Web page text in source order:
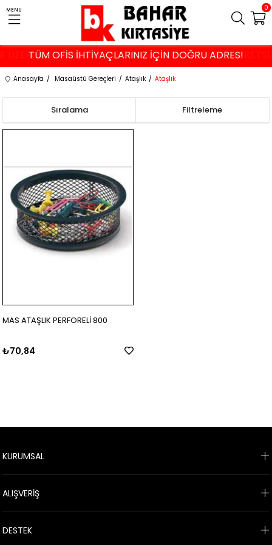
ÜZERİ ALIŞVERİŞLERDE İSTANBUL VE KOCAELİ'NE
TÜM OFİS İHTİYAÇLARINIZ İÇİN DOĞRU ADRES!
MENU 0
Anasayfa Masaüstü Gereçleri Ataşlık Ataşlık
Filtreleme
Sıralama
MAS ATAŞLIK PERFORELİ 800
₺70,84
KURUMSAL
ALIŞVERİŞ
DESTEK